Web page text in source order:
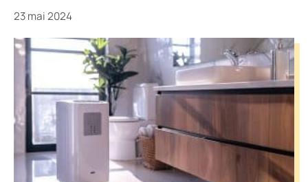
23 mai 2024